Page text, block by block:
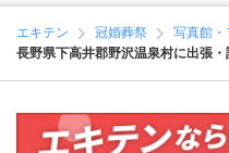
エキテン 冠婚葬祭
写真館・
長野県下高井郡野沢温泉村に出張